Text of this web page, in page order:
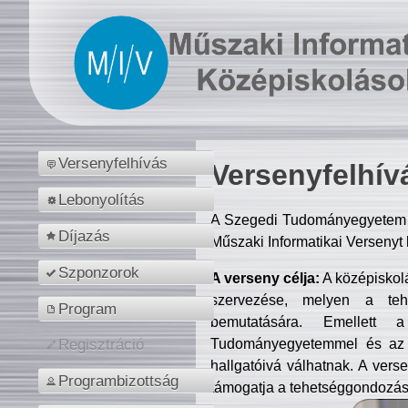
Versenyfelhívás
Lebonyolítás
Díjazás
Szponzorok
Program
Regisztráció
Programbizottság
A Szegedi
Műszaki Informatikai
A verseny célja: A
szervezése, melyen a
bemutatására. Emellett
Tudományegyetemmel és
hallgatóivá válhatnak. A
támogatja a